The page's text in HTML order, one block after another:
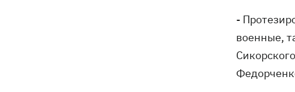
-
военные,